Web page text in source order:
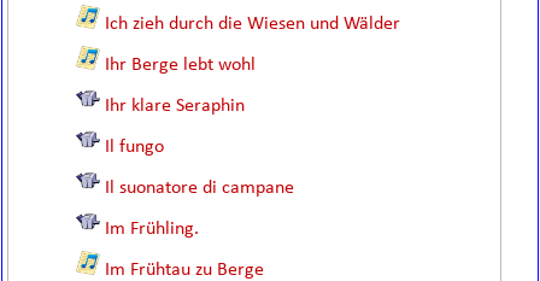
Ich zieh durch die Wiesen und Wälder
Ihr Berge lebt wohl
Ihr klare Seraphin
Il fungo
Il suonatore di campane
Im Frühling.
Im Frühtau zu Berge